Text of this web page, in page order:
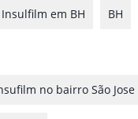
em BH BH
no bairro São Jose